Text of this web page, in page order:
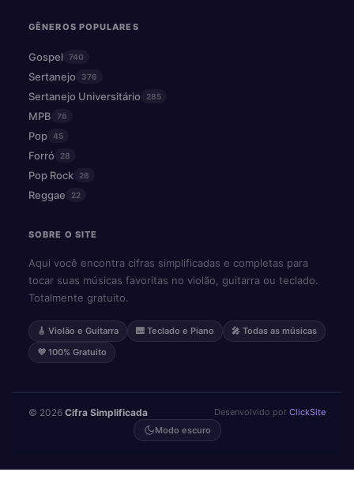
GÊNEROS POPULARES
Gospel 740
Sertanejo 376
Sertanejo Universitário 285
MPB 76
Pop 45
Forró 28
Pop Rock 26
Reggae 22
SOBRE O SITE
Aqui você encontra cifras simplificadas e completas para
tocar suas músicas favoritas no violão, guitarra ou teclado.
Totalmente gratuito.
🎸 Violão e Guitarra 🎹 Teclado e Piano
🎤 Todas as músicas
💜 100% Gratuito
© 2026 Cifra Simplificada· Desenvolvido por ClickSite
Modo escuro